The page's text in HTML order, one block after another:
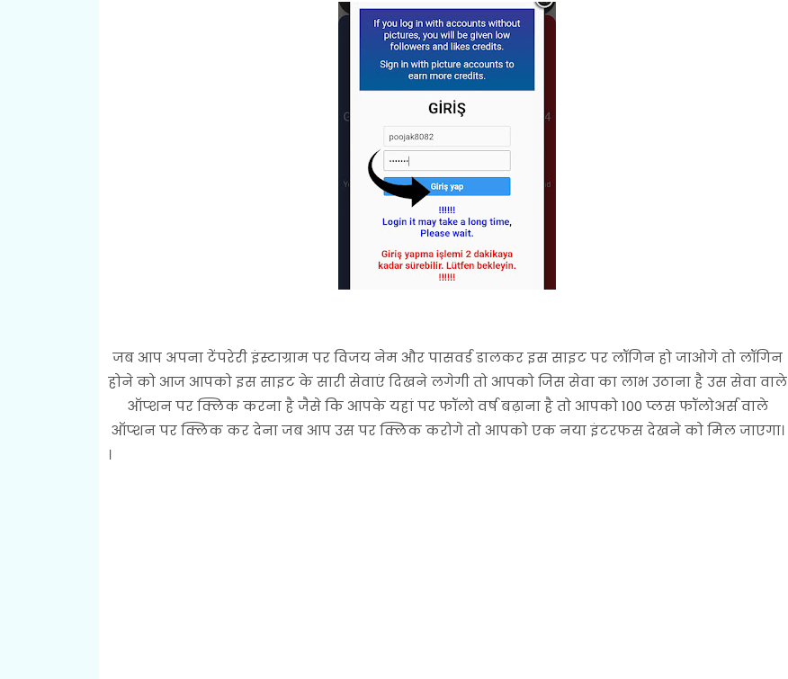
जब आप अपना टेंपरेरी इंस्टाग्राम पर विजय नेम और पासवर्ड डालकर इस साइट पर लॉगिन हो जाओगे तो लॉगिन
होने को आज आपको इस साइट के सारी सेवाएं दिखने लगेगी तो आपको जिस सेवा का लाभ उठाना है उस सेवा वाले
ऑप्शन पर क्लिक करना है जैसे कि आपके यहां पर फॉलो वर्ष बढ़ाना है तो आपको 100 प्लस फॉलोअर्स वाले
ऑप्शन पर क्लिक कर देना जब आप उस पर क्लिक करोगे तो आपको एक नया इंटरफस देखने को मिल जाएगा।
।